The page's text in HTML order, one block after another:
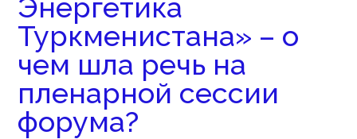
Энергетика
Туркменистана» – о
чем шла речь на
пленарной сессии
форума?